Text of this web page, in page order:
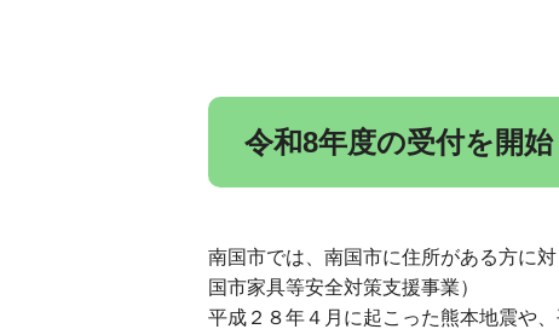
令和8年度の受付を開
南国市では、南国市に住所がある方に
国市家具等安全対策支援事業）
平成２８年４月に起こった熊本地震や